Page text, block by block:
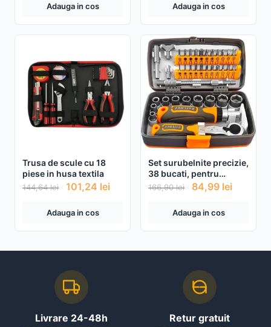
muzicaAdauga in cos Adauga in cos
Trusa de scule cu 18
piese in husa textila
144,64lei 101,24 lei
Adauga in cos
Set surubelnite precizie,
38 bucati, pentru
computer/ceas/telefon
166,90lei 84,99 lei
Adauga in cos
Livrare 24-48h Retur gratuit